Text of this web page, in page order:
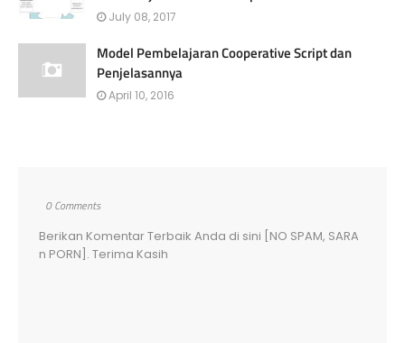
July 08, 2017
Model Pembelajaran Cooperative Script dan
Penjelasannya
April 10, 2016
0 Comments
Berikan Komentar Terbaik Anda di sini [NO SPAM, SARA
n PORN]. Terima Kasih